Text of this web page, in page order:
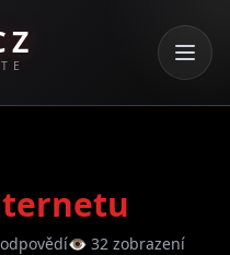
👁 32 zobrazení